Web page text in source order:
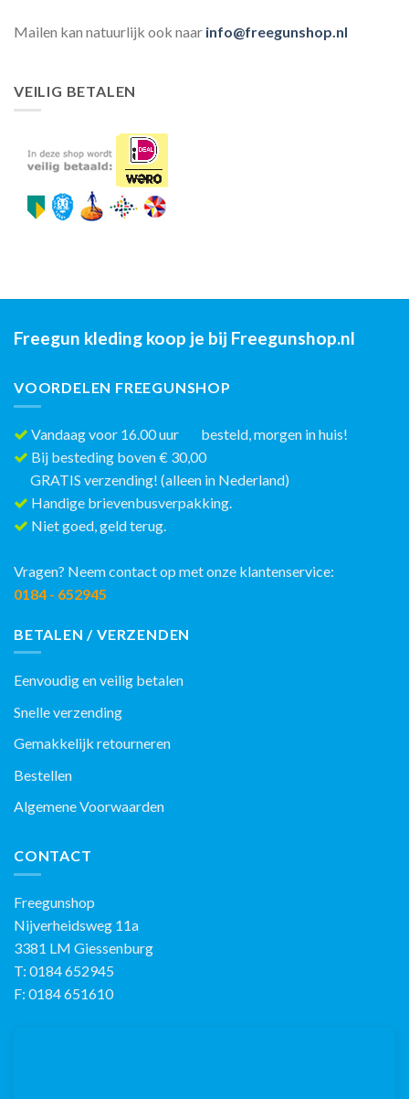
Mailen kan natuurlijk ook naar info@freegunshop.nl
VEILIG BETALEN
Freegun kleding koop je bij Freegunshop.nl
VOORDELEN FREEGUNSHOP
Vandaag voor 16.00 uur besteld, morgen in huis!
Bij besteding boven € 30,00
GRATIS verzending! (alleen in Nederland)
Handige brievenbusverpakking.
Niet goed, geld terug.
Vragen? Neem contact op met onze klantenservice:
0184 - 652945
BETALEN / VERZENDEN
Eenvoudig en veilig betalen
Snelle verzending
Gemakkelijk retourneren
Bestellen
Algemene Voorwaarden
CONTACT
Freegunshop
Nijverheidsweg 11a
3381 LM Giessenburg
T: 0184 652945
F: 0184 651610